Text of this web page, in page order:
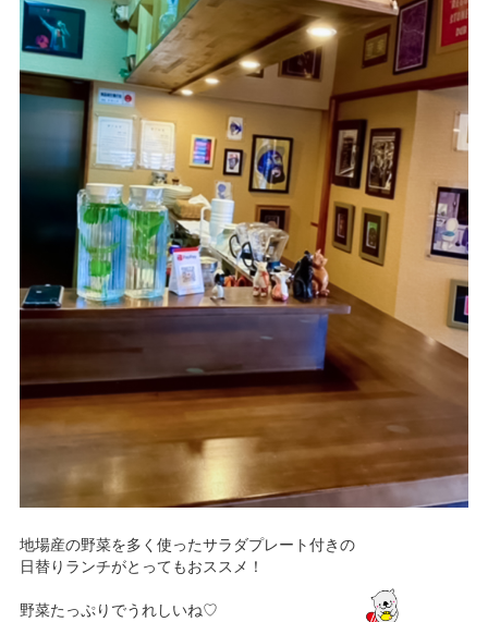
地場産の野菜を多く使ったサラダプレート付きの
日替りランチがとってもおススメ！
野菜たっぷりでうれしいね♡